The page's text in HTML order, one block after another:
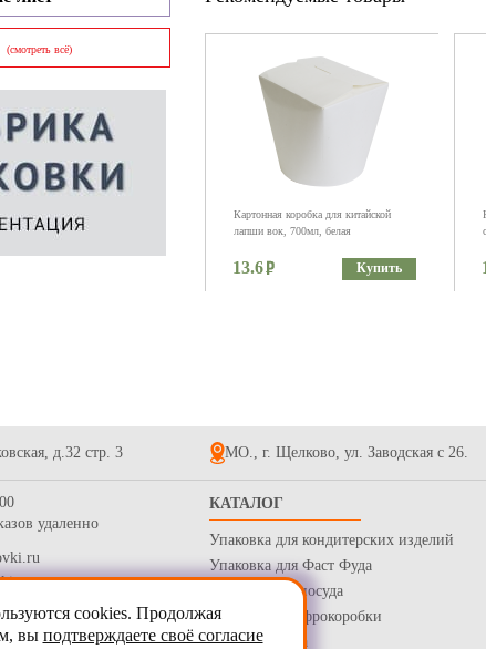
(смотреть всё)
Картонная коробка для китайской
лапши вок, 700мл, белая
13.6 Купить
дном, 300мл крафт
5.9 Купить
д.32 стр. 3 МО., г. Щелково, ул. Заводская с 26.
удаленно
Упаковки
КАТАЛОГ
Упаковка для кондитерских изделий
Упаковка для Фаст Фуда
Одноразовая посуда
Гофротара, Гофрокоробки
Стрейч пленка
cookies. Продолжая
вы подтверждаете своё согласие